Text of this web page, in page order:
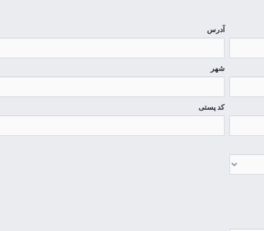
آدرس
شهر
کد پستی